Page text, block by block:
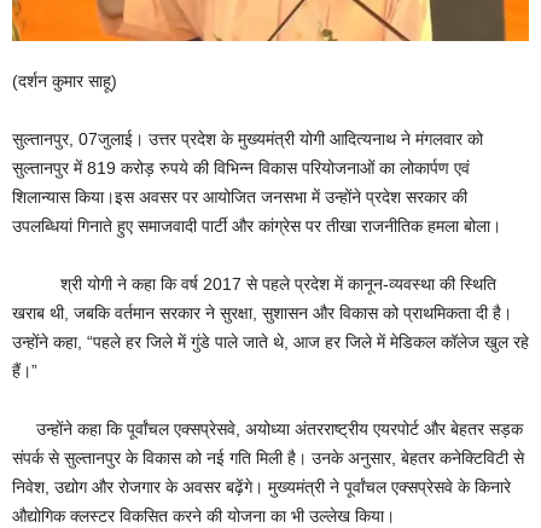
(दर्शन कुमार साहू)
सुल्तानपुर, 07जुलाई। उत्तर प्रदेश के मुख्यमंत्री योगी आदित्यनाथ ने मंगलवार को
सुल्तानपुर में 819 करोड़ रुपये की विभिन्न विकास परियोजनाओं का लोकार्पण एवं
शिलान्यास किया।इस अवसर पर आयोजित जनसभा में उन्होंने प्रदेश सरकार की
उपलब्धियां गिनाते हुए समाजवादी पार्टी और कांग्रेस पर तीखा राजनीतिक हमला बोला।
श्री योगी ने कहा कि वर्ष 2017 से पहले प्रदेश में कानून-व्यवस्था की स्थिति
खराब थी, जबकि वर्तमान सरकार ने सुरक्षा, सुशासन और विकास को प्राथमिकता दी है।
उन्होंने कहा, “पहले हर जिले में गुंडे पाले जाते थे, आज हर जिले में मेडिकल कॉलेज खुल रहे
हैं।”
उन्होंने कहा कि पूर्वांचल एक्सप्रेसवे, अयोध्या अंतरराष्ट्रीय एयरपोर्ट और बेहतर सड़क
संपर्क से सुल्तानपुर के विकास को नई गति मिली है। उनके अनुसार, बेहतर कनेक्टिविटी से
निवेश, उद्योग और रोजगार के अवसर बढ़ेंगे। मुख्यमंत्री ने पूर्वांचल एक्सप्रेसवे के किनारे
औद्योगिक क्लस्टर विकसित करने की योजना का भी उल्लेख किया।